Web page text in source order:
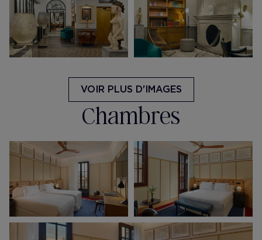
VOIR PLUS D'IMAGES
Chambres